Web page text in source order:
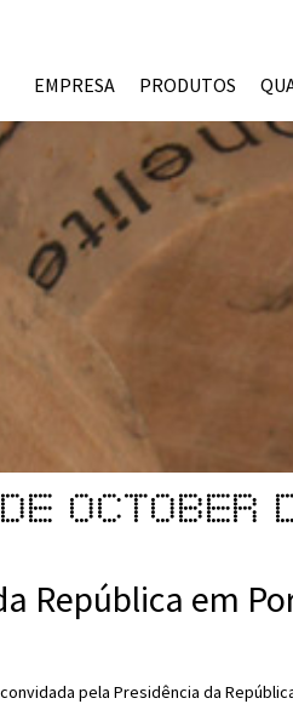
EMPRESA PRODUTOS
October
República em
pela Presidência da